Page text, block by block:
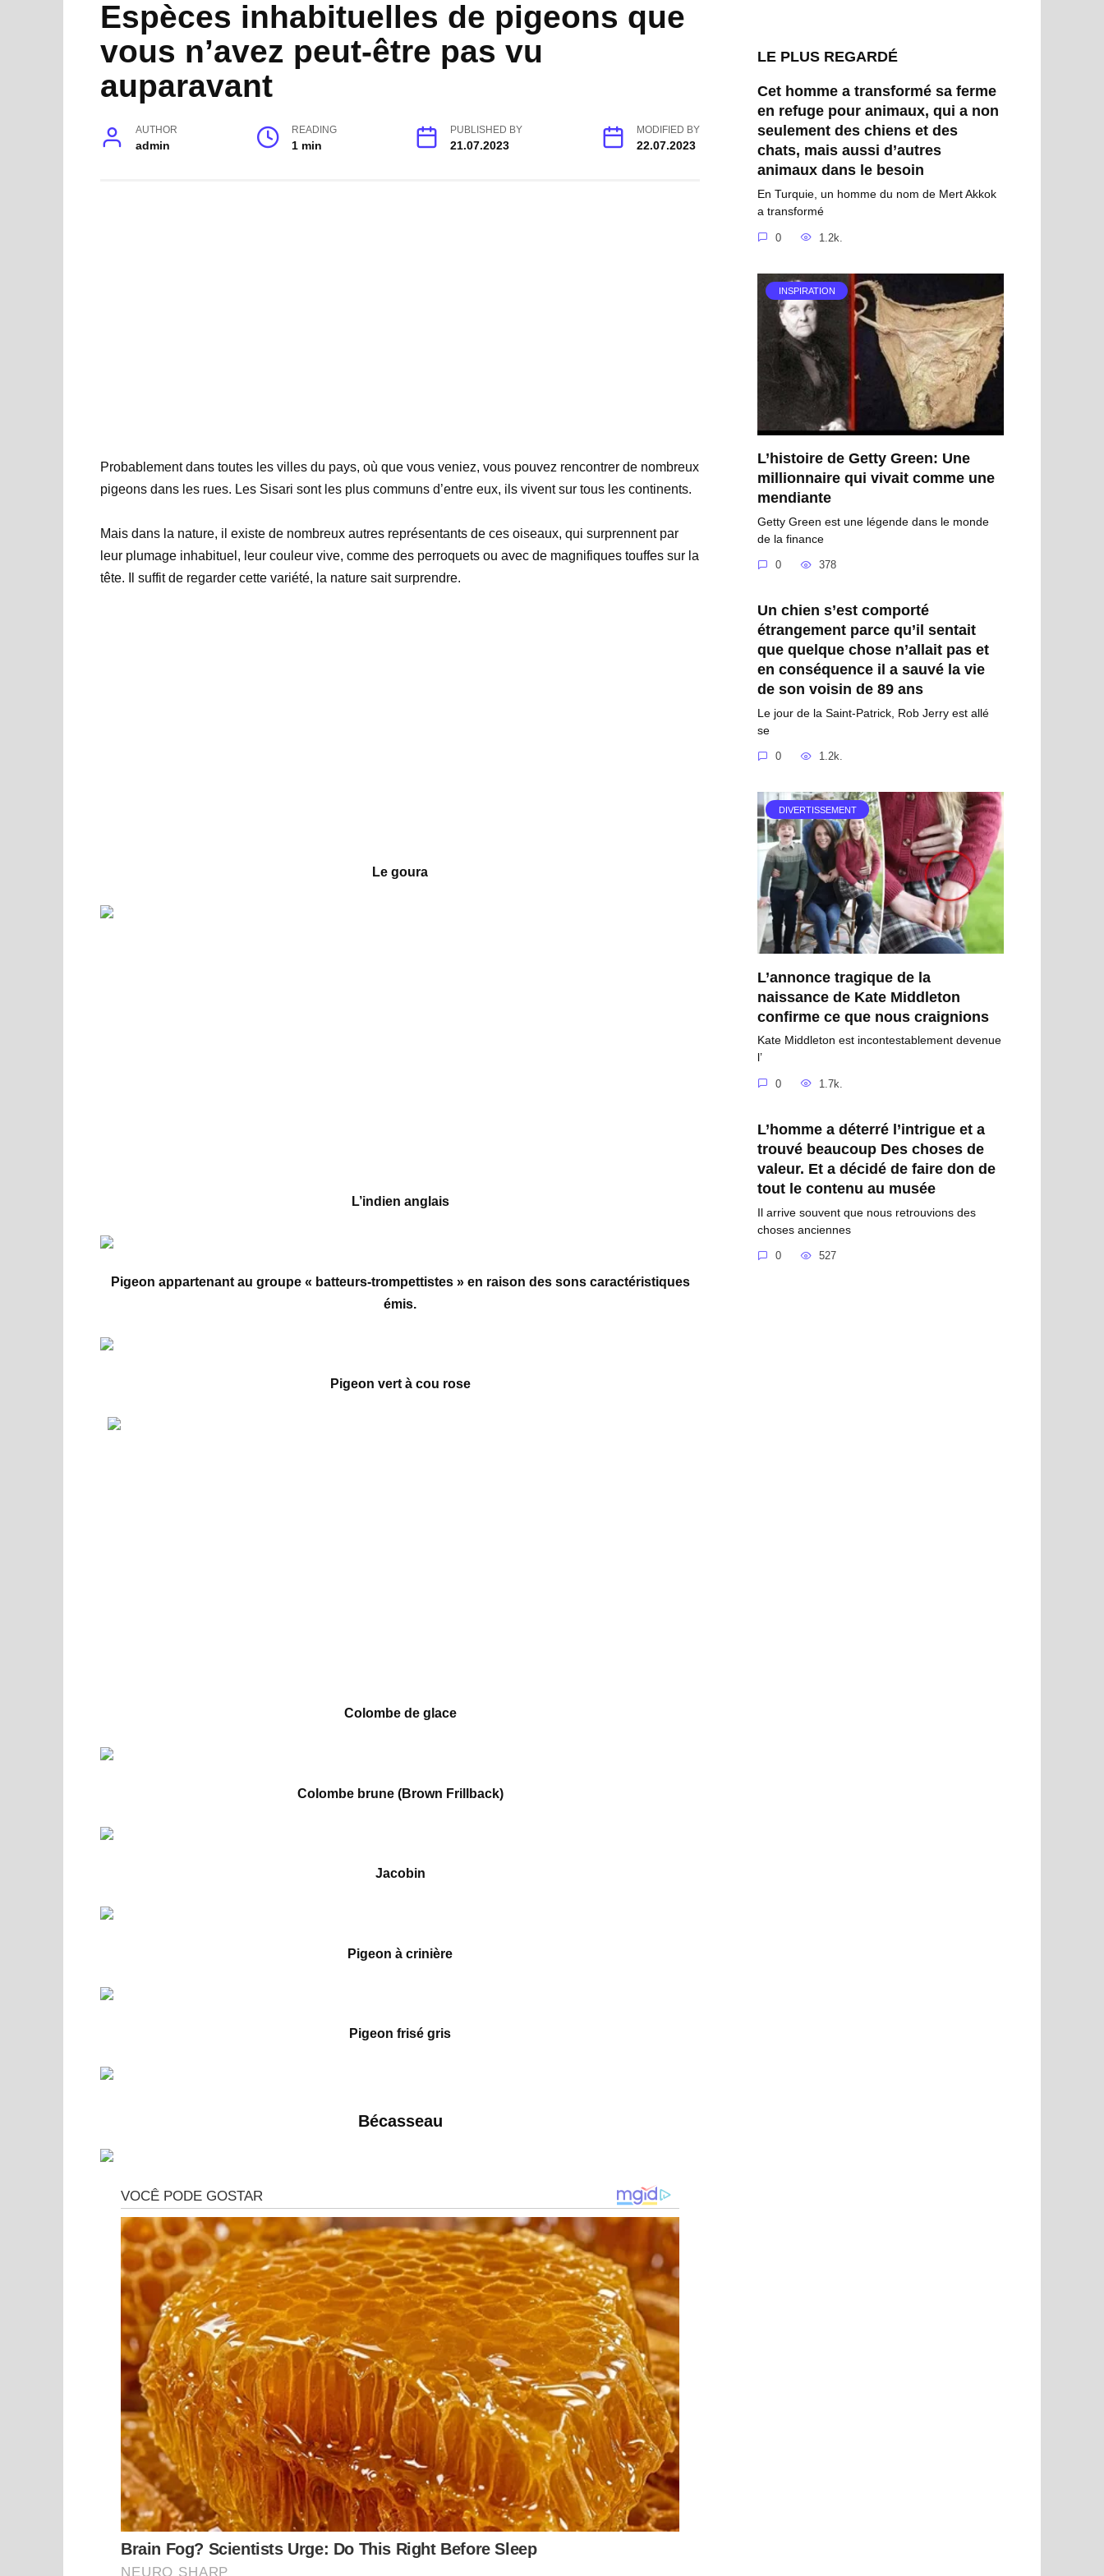
Espèces inhabituelles de pigeons que
vous n’avez peut-être pas vu
auparavant
AUTHOR
admin
READING
1 min
PUBLISHED BY
21.07.2023
MODIFIED BY
22.07.2023
Probablement dans toutes les villes du pays, où que vous veniez, vous pouvez rencontrer de nombreux
pigeons dans les rues. Les Sisari sont les plus communs d’entre eux, ils vivent sur tous les continents.
Mais dans la nature, il existe de nombreux autres représentants de ces oiseaux, qui surprennent par
leur plumage inhabituel, leur couleur vive, comme des perroquets ou avec de magnifiques touffes sur la
tête. Il suffit de regarder cette variété, la nature sait surprendre.
Le goura
L’indien anglais
Pigeon appartenant au groupe « batteurs-trompettistes » en raison des sons caractéristiques
émis.
Pigeon vert à cou rose
Colombe de glace
Colombe brune (Brown Frillback)
Jacobin
Pigeon à crinière
Pigeon frisé gris
Bécasseau
LE PLUS REGARDÉ
Cet homme a transformé sa ferme
en refuge pour animaux, qui a non
seulement des chiens et des
chats, mais aussi d’autres
animaux dans le besoin
En Turquie, un homme du nom de Mert Akkok
a transformé
0 1.2k.
INSPIRATION
L’histoire de Getty Green: Une
millionnaire qui vivait comme une
mendiante
Getty Green est une légende dans le monde
de la finance
0 378
Un chien s’est comporté
étrangement parce qu’il sentait
que quelque chose n’allait pas et
en conséquence il a sauvé la vie
de son voisin de 89 ans
Le jour de la Saint-Patrick, Rob Jerry est allé
se
0 1.2k.
DIVERTISSEMENT
L’annonce tragique de la
naissance de Kate Middleton
confirme ce que nous craignions
Kate Middleton est incontestablement devenue
l’
0 1.7k.
L’homme a déterré l’intrigue et a
trouvé beaucoup Des choses de
valeur. Et a décidé de faire don de
tout le contenu au musée
Il arrive souvent que nous retrouvions des
сhoses anсiennes
0 527